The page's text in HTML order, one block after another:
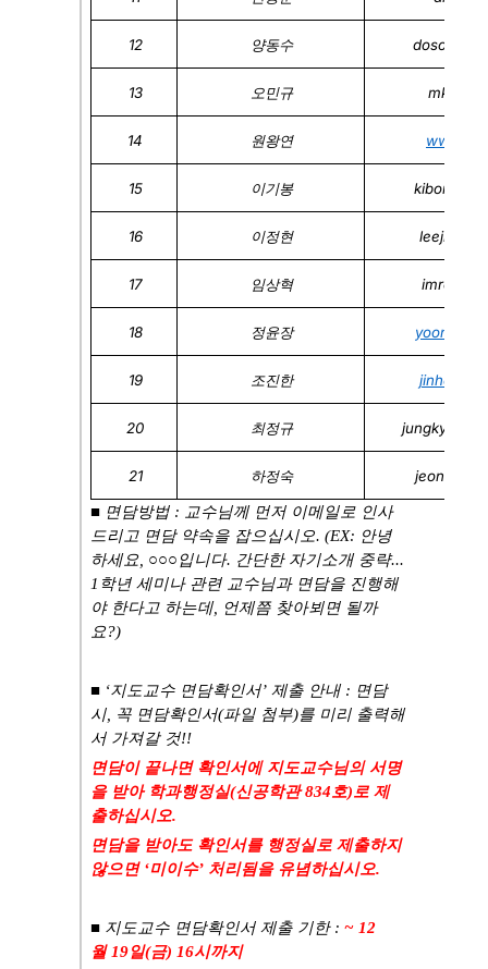
12 양동수
13 오민규
14 원왕연
15 이기봉
16 이정현
17 임상혁
18 정윤장
19 조진한
20 최정규
21 하정숙
■ 면담방법 : 교수님께 먼저 이메일로 인사
드리고 면담 약속을 잡으십시오. (EX: 안녕
하세요, ○○○ 입니다. 간단한 자기소개 중략...
1 학년 세미나 관련 교수님과 면담을 진행해
야 한다고 하는데, 언제쯤 찾아뵈면 될까
요?)
■ ‘지도교수 면담확인서’ 제출 안내: 면담
시, 꼭 면담확인서(파일 첨부)를 미리 출력해
서 가져갈 것!!
면담이 끝나면 확인서에 지도교수님의 서명
을 받아 학과행정실(신공학관834호)로 제
출하십시오.
면담을 받아도 확인서를 행정실로 제출하지
않으면‘미이수’ 처리됨을 유념하십시오.
■ 지도교수 면담확인서 제출 기한: ~ 12
월19일(금) 16시까지